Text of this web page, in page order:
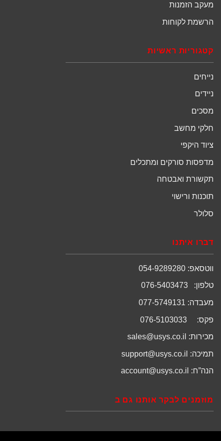
מעקב הזמנות
הרשמת לקוחות
קטגוריות ראשיות
נייחים
ניידים
מסכים
חלקי מחשב
ציוד היקפי
מדפסות סורקים ומתכלים
תקשורת ואבטחה
תוכנות ורישוי
סלולר
דברו איתנו
ווטסאפ: 054-9289280
טלפון: 076-5403473
מעבדה: 077-5749131
פקס: 076-5103033
מכירות: sales@usys.co.il
תמיכה: support@usys.co.il
הנה”ח: account@usys.co.il
מוזמנים לבקר אותנו גם ב